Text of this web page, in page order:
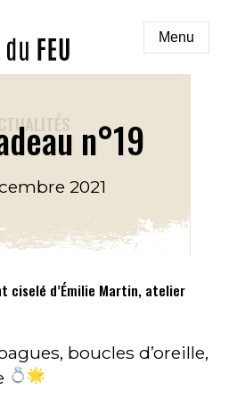
Menu
n°19
2021
ciselé d’Émilie Martin, atelier
boucles d’oreille,